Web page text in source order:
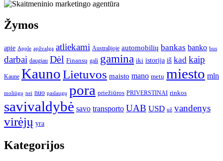
Žymos
apie Apple apžvalga atliekami Australijoje automobilių bankas banko bus
darbai daugiau Dėl Finansų gali gamina iki istorija iš kad kaip
Kaune KaunoLietuvos maisto mano metų miesto mln
moliūgų nei nuo paslaugų pora priežiūros PRIVERSTINAI rinkos
savivaldybė savo transporto UAB USD už vandenys
virėjų yra
Kategorijos